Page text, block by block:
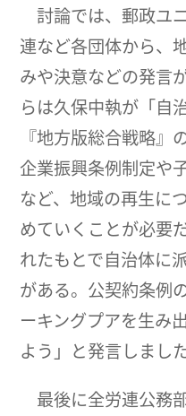
討論では、郵政ユ
連など各団体から、
みや決意などの発言
らは久保中執が「自
『地方版総合戦略
企業振興条例制定や
など、地域の再生に
めていくことが必要
れたもとで自治体に
がある。公契約条例
ーキングプアを生み
よう」と発言しました
最後に全労連公務